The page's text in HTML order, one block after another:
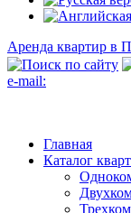
Аренда квартир в
e-mail:
Главная
Каталог